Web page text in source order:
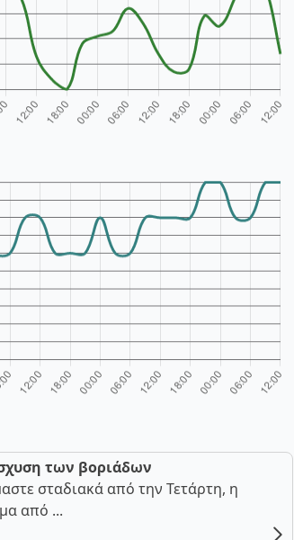
των βοριάδων
σταδιακά από την Τετάρτη, η
από ...